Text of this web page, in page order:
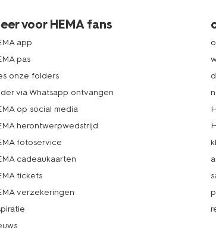
voor HEMA fans
app
pas
onze folders
via Whatsapp ontvangen
op social media
herontwerpwedstrijd
fotoservice
cadeaukaarten
tickets
verzekeringen